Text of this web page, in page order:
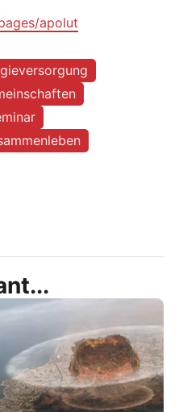
apolut